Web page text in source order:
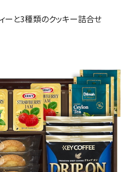
ーと3種類のクッキー詰合せ